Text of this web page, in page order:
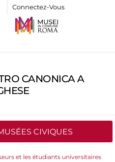
Connectez-Vous
CANONICA A
CIVIQUES
et les étudiants universitaires